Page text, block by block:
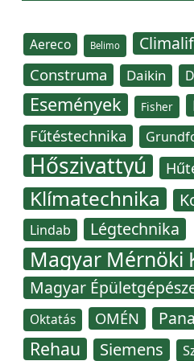
Aereco Belimo
Construma Daikin
Események Fisher
Fűtéstechnika
Hőszivattyú
Klímatechnika
Lindab Légtechnika
Magyar Mérnöki
Magyar
Oktatás OMÉN
Rehau Siemens